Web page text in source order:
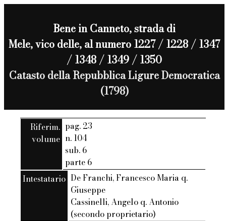
Bene in Canneto, strada di
Mele, vico delle, al numero 1227 / 1228 / 1347
/ 1348 / 1349 / 1350
Catasto della Repubblica Ligure Democratica
(1798)
Riferim.
volume
pag. 23
n. 104
sub. 6
parte 6
Intestatario De Franchi, Francesco Maria q.
Giuseppe
Cassinelli, Angelo q. Antonio
(secondo proprietario)